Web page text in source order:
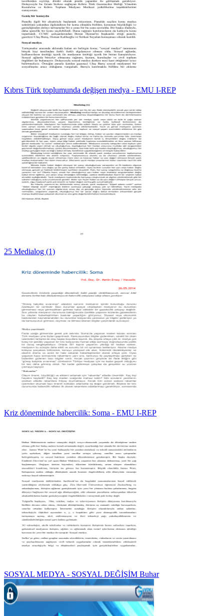
Kıbrıs Türk toplumunda değişen medya - EMU I-REP
25 Medialog (1)
Kriz döneminde habercilik: Soma - EMU I-REP
SOSYAL MEDYA - SOSYAL DEĞİŞİM Buhar